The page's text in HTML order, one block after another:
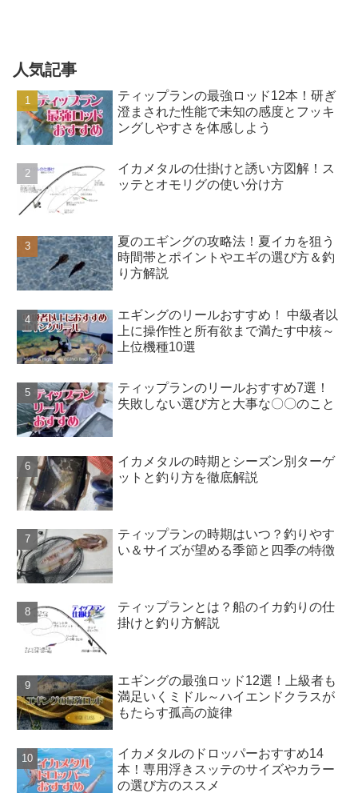
人気記事
ティップランの最強ロッド12本！研ぎ
澄まされた性能で未知の感度とフッキ
ングしやすさを体感しよう
イカメタルの仕掛けと誘い方図解！ス
ッテとオモリグの使い分け方
夏のエギングの攻略法！夏イカを狙う
時間帯とポイントやエギの選び方＆釣
り方解説
エギングのリールおすすめ！ 中級者以
上に操作性と所有欲まで満たす中核～
上位機種10選
ティップランのリールおすすめ7選！
失敗しない選び方と大事な〇〇のこと
イカメタルの時期とシーズン別ターゲ
ットと釣り方を徹底解説
ティップランの時期はいつ？釣りやす
い＆サイズが望める季節と四季の特徴
ティップランとは？船のイカ釣りの仕
掛けと釣り方解説
エギングの最強ロッド12選！上級者も
満足いくミドル～ハイエンドクラスが
もたらす孤高の旋律
イカメタルのドロッパーおすすめ14
本！専用浮きスッテのサイズやカラー
の選び方のススメ